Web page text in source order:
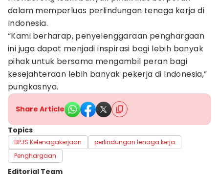
dalam memperluas perlindungan tenaga kerja di
Indonesia.
“Kami berharap, penyelenggaraan penghargaan
ini juga dapat menjadi inspirasi bagi lebih banyak
pihak untuk bersama mengambil peran bagi
kesejahteraan lebih banyak pekerja di Indonesia,”
pungkasnya.
Share Article
Topics
BPJS Ketenagakerjaan
perlindungan tenaga kerja
Penghargaan
Editorial Team